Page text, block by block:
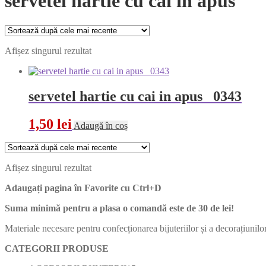
Afișez singurul rezultat
servetel hartie cu cai in apus 0343
1,50 lei Adaugă în coș
Afișez singurul rezultat
Adaugați pagina în Favorite cu Ctrl+D
Suma minimă pentru a plasa o comandă este de 30 de lei!
Materiale necesare pentru confecționarea bijuteriilor și a
CATEGORII PRODUSE